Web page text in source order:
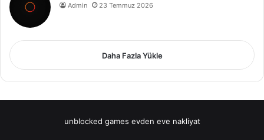
Admin 23 Temmuz 2026
Daha Fazla Yükle
unblocked games evden eve nakliyat